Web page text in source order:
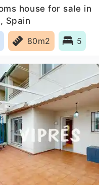
house for sale in
Spain
80m2 5